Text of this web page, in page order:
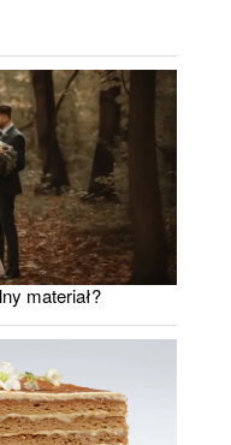
materiał?